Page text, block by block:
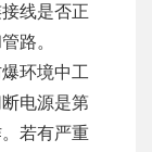
线是否正
路。
环境中工
电源是第
若有严重